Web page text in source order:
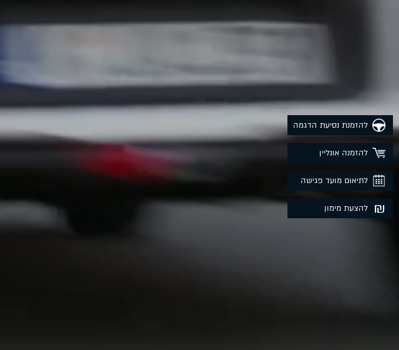
להזמנת נסיעת הדגמה
להזמנה אונליין
לתיאום מועד פגישה
להצעת מימון ₪